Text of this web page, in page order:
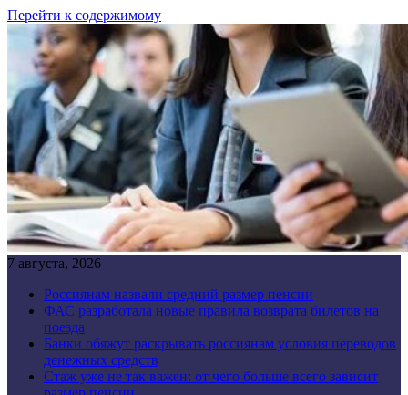
Перейти к содержимому
7 августа, 2026
Россиянам назвали средний размер пенсии
ФАС разработала новые правила возврата билетов на
поезда
Банки обяжут раскрывать россиянам условия переводов
денежных средств
Стаж уже не так важен: от чего больше всего зависит